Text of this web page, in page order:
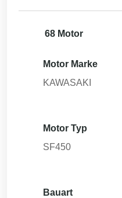
68 Motor
Motor Marke
KAWASAKI
Motor Typ
SF450
Bauart